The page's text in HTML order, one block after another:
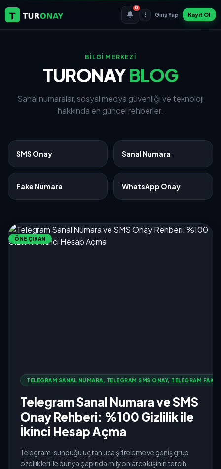
0
Giriş Yap Kayıt Ol
BİLGİ MERKEZİ
TURONAYBLOG
Sanal numaralar, sosyal medya güvenliği ve teknoloji
hakkında en güncel rehberler.
SMS Onay Sanal Numara
Fake Numara WhatsApp Onay
ÖNE ÇIKAN
TELEGRAM SANAL NUMARA, TELEGRAM SMS ONAY, TELEGRAM
Telegram Sanal Numara ve SMS
Onay Rehberi: %100 Gizlilik ile
İkinci Hesap Açma
Telegram, sunduğu uçtan uca şifreleme ve geniş grup
özellikleri ile dünya çapında milyonlarca kişinin tercih